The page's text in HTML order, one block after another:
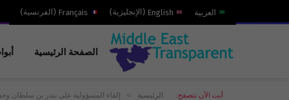
العربية English
( الإنجليزية)
Français
( الفرنسية)
الصفحة الرئيسية
أنت الآن تتصفح: الرئيسية » إلقاء المسؤولية على بندر بن سلطان